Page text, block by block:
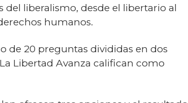
liberalismo, desde el libertario al
humanos.
de 20 preguntas divididas en dos
Libertad Avanza califican como